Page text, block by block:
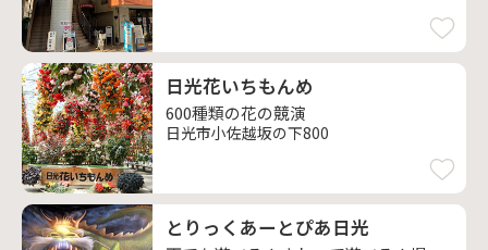
日光花いちもんめ
600種類の花の競演
日光市小佐越坂の下800
とりっくあーとぴあ日光